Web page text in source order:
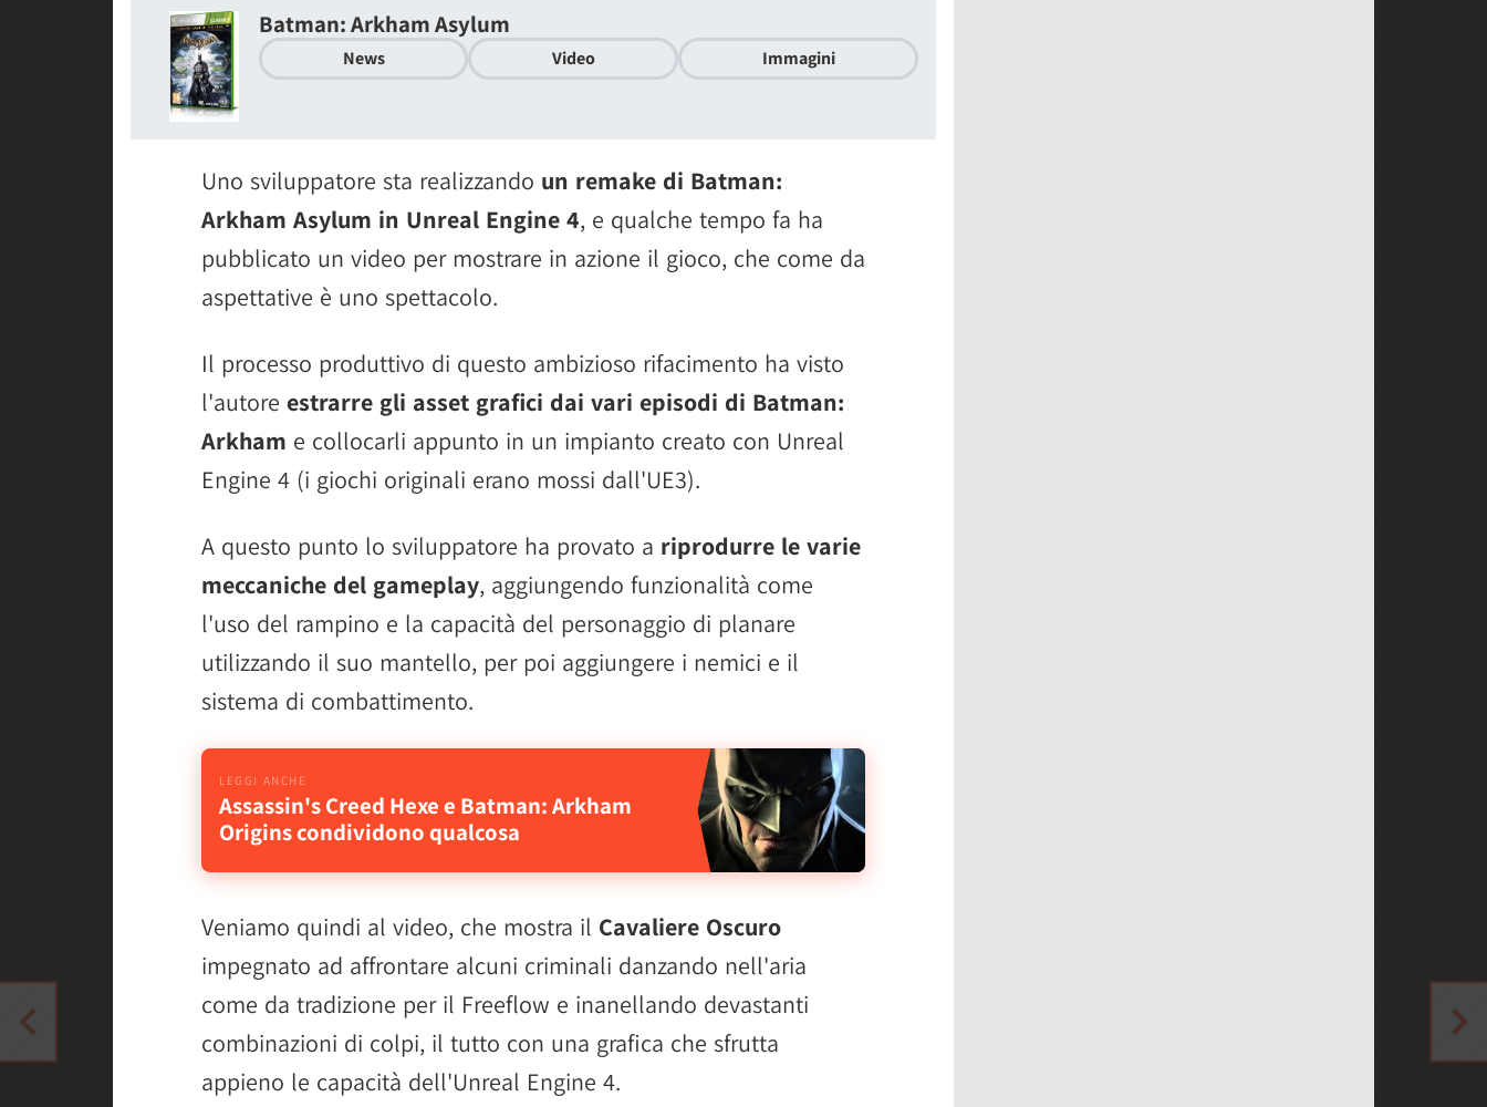
Batman: Arkham Asylum
News Video Immagini
Uno sviluppatore sta realizzando un remake di Batman:
Arkham Asylum in Unreal Engine 4, e qualche tempo fa ha
pubblicato un video per mostrare in azione il gioco, che come da
aspettative è uno spettacolo.
Il processo produttivo di questo ambizioso rifacimento ha visto
l'autore estrarre gli asset grafici dai vari episodi di Batman:
Arkham e collocarli appunto in un impianto creato con Unreal
Engine 4 (i giochi originali erano mossi dall'UE3).
A questo punto lo sviluppatore ha provato a riprodurre le varie
meccaniche del gameplay, aggiungendo funzionalità come
l'uso del rampino e la capacità del personaggio di planare
utilizzando il suo mantello, per poi aggiungere i nemici e il
sistema di combattimento.
Assassin's Creed Hexe e Batman: Arkham
Origins condividono qualcosa
Veniamo quindi al video, che mostra il Cavaliere Oscuro
impegnato ad affrontare alcuni criminali danzando nell'aria
come da tradizione per il Freeflow e inanellando devastanti
combinazioni di colpi, il tutto con una grafica che sfrutta
appieno le capacità dell'Unreal Engine 4.